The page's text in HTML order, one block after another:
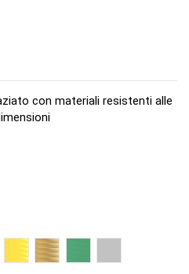
con materiali resistenti alle
GIALLOORO